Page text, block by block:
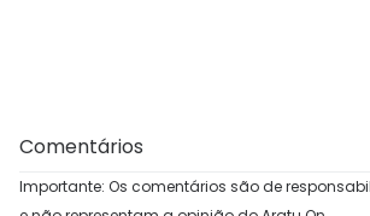
Comentários
Importante: Os comentários são de